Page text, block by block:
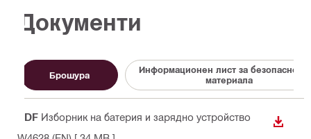
Документи
Брошура
Информационен лист за безопасност
материала
PDF Изборник на батерия и зарядно устройство